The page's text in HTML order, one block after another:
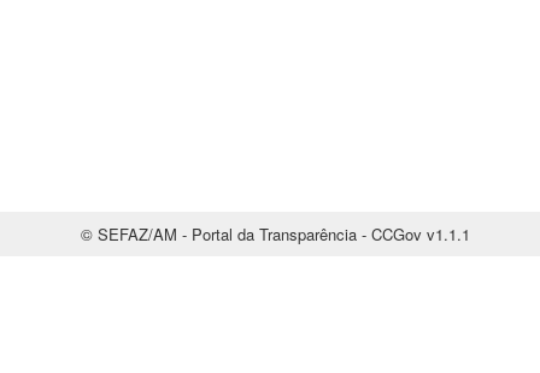
© SEFAZ/AM - Portal da Transparência - CCGov v1.1.1